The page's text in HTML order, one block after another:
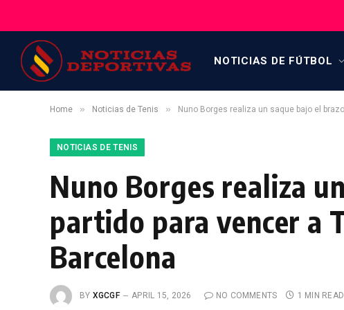
NOTICIAS DE FÚTBOL
Home » Noticias de Tenis » Nuno Borges realiza un saque bajo el
NOTICIAS DE TENIS
Nuno Borges realiza
partido para vencer a
Barcelona
BY XGCGF APRIL 15, 2026 NO COMMENTS 1 MIN READ